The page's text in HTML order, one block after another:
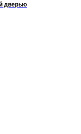
дверью